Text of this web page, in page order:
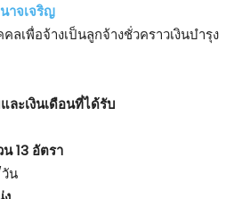
าจเจริญ
ลเพื่อจ้างเป็นลูกจ้างชั่วคราวเงินบำรุง
ะเงินเดือนที่ได้รับ
13 อัตรา
น